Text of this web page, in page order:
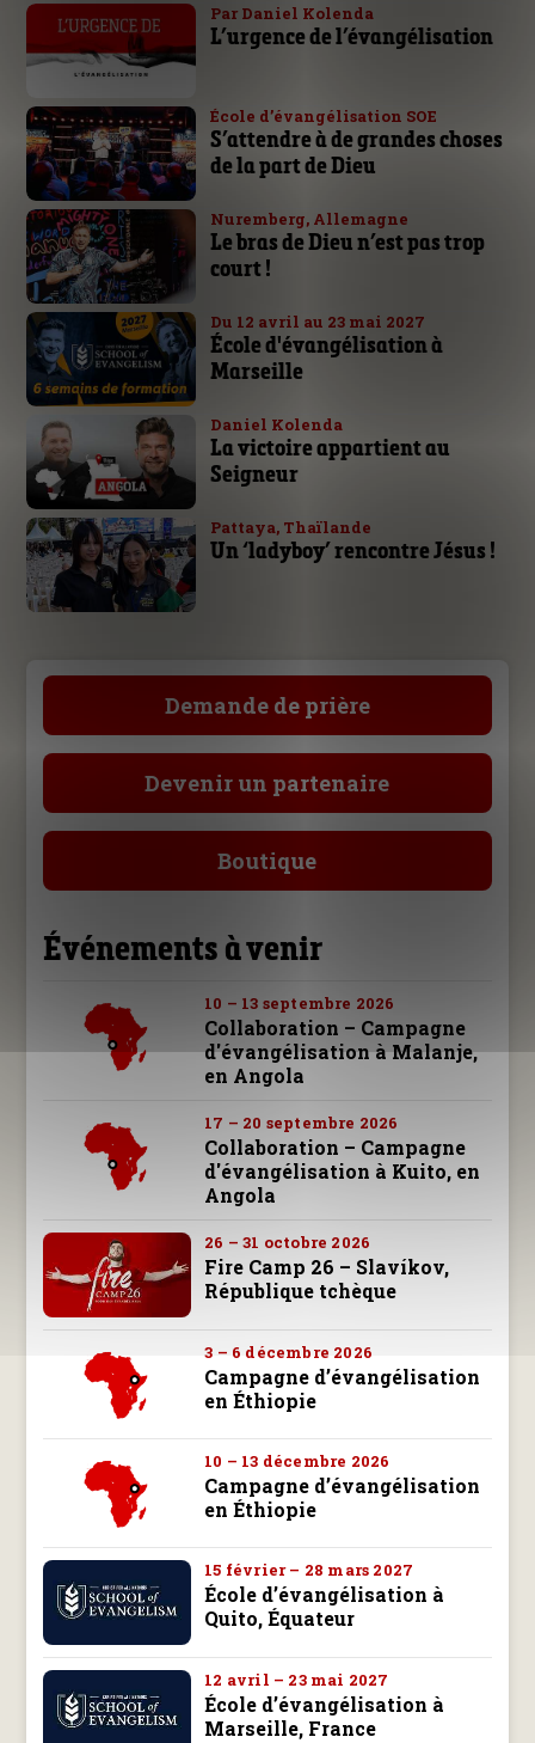
Par Daniel Kolenda
L’urgence de l’évangélisation
École d’évangélisation SOE
S’attendre à de grandes choses
de la part de Dieu
Nuremberg, Allemagne
Le bras de Dieu n’est pas trop
court !
Du 12 avril au 23 mai 2027
École d'évangélisation à
Marseille
Daniel Kolenda
La victoire appartient au
Seigneur
Pattaya, Thaïlande
Un ‘ladyboy’ rencontre Jésus !
Demande de prière
Devenir un partenaire
Boutique
Événements à venir
10 – 13 septembre 2026
Collaboration – Campagne
d'évangélisation à Malanje,
en Angola
17 – 20 septembre 2026
Collaboration – Campagne
d'évangélisation à Kuito, en
Angola
26 – 31 octobre 2026
Fire Camp 26 – Slavíkov,
République tchèque
3 – 6 décembre 2026
Campagne d’évangélisation
en Éthiopie
10 – 13 décembre 2026
Campagne d’évangélisation
en Éthiopie
15 février – 28 mars 2027
École d’évangélisation à
Quito, Équateur
12 avril – 23 mai 2027
École d’évangélisation à
Marseille, France